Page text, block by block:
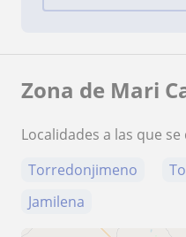
Zona de Mari
Localidades a las que
Torredonjimeno
Jamilena